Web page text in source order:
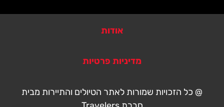
אודות
מדיניות פרטיות
@ כל הזכויות שמורות לאתר הטיולים והתיירות מבית